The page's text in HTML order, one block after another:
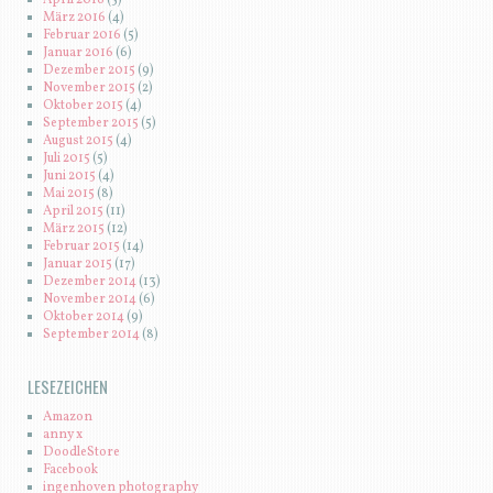
März 2016 (4)
Februar 2016(5)
Januar 2016 (6)
Dezember 2015 (9)
November 2015 (2)
Oktober 2015 (4)
September 2015 (5)
August 2015 (4)
Juli 2015 (5)
Juni 2015 (4)
Mai 2015(8)
April 2015 (11)
März 2015 (12)
Februar 2015 (14)
Januar 2015 (17)
Dezember 2014(13)
November 2014(6)
Oktober 2014(9)
September 2014(8)
LESEZEICHEN
Amazon
anny x
DoodleStore
Facebook
ingenhoven photography